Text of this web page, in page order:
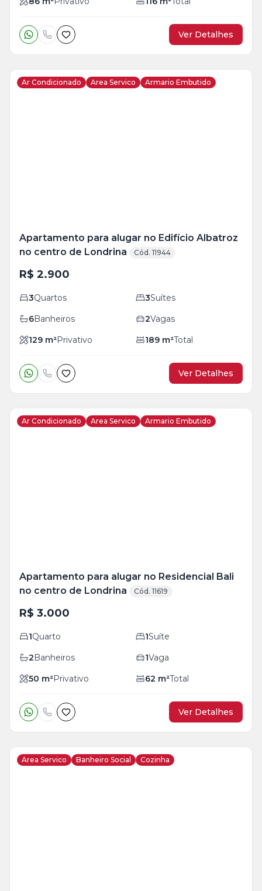
Ver Detalhes
Ar Condicionado Area Servico Armario Embutido
Apartamento para alugar no Edifício Albatroz
no centro de Londrina
Cód. 11944
R$ 2.900
3Quartos 3Suítes
6Banheiros 2Vagas
129 m²Privativo 189 m²Total
Ver Detalhes
Ar Condicionado Area Servico Armario Embutido
Apartamento para alugar no Residencial Bali
no centro de Londrina
Cód. 11619
R$ 3.000
1Quarto 1Suíte
2Banheiros 1Vaga
50 m²Privativo 62 m²Total
Ver Detalhes
Area Servico Banheiro Social Cozinha